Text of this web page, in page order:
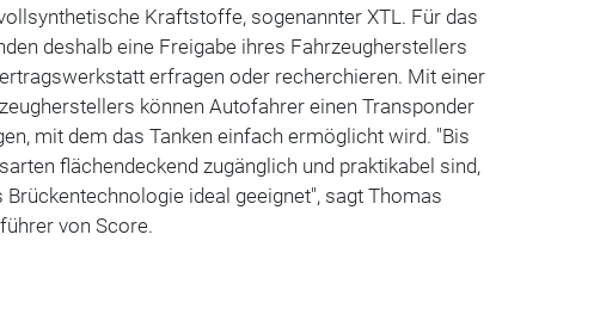
Kraftstoffe, sogenannter XTL. Für das
deshalb eine Freigabe ihres Fahrzeugherstellers
erfragen oder recherchieren. Mit einer
können Autofahrer einen Transponder
mit dem das Tanken einfach ermöglicht wird. "Bis
flächendeckend zugänglich und praktikabel sind,
Brückentechnologie ideal geeignet", sagt Thomas
von Score.